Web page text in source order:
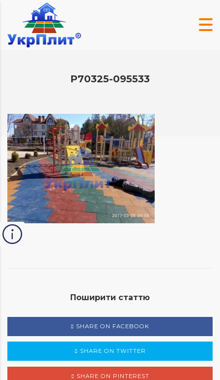
P70325-095533
Поширити статтю
SHARE ON FACEBOOK
SHARE ON TWITTER
SHARE ON PINTEREST